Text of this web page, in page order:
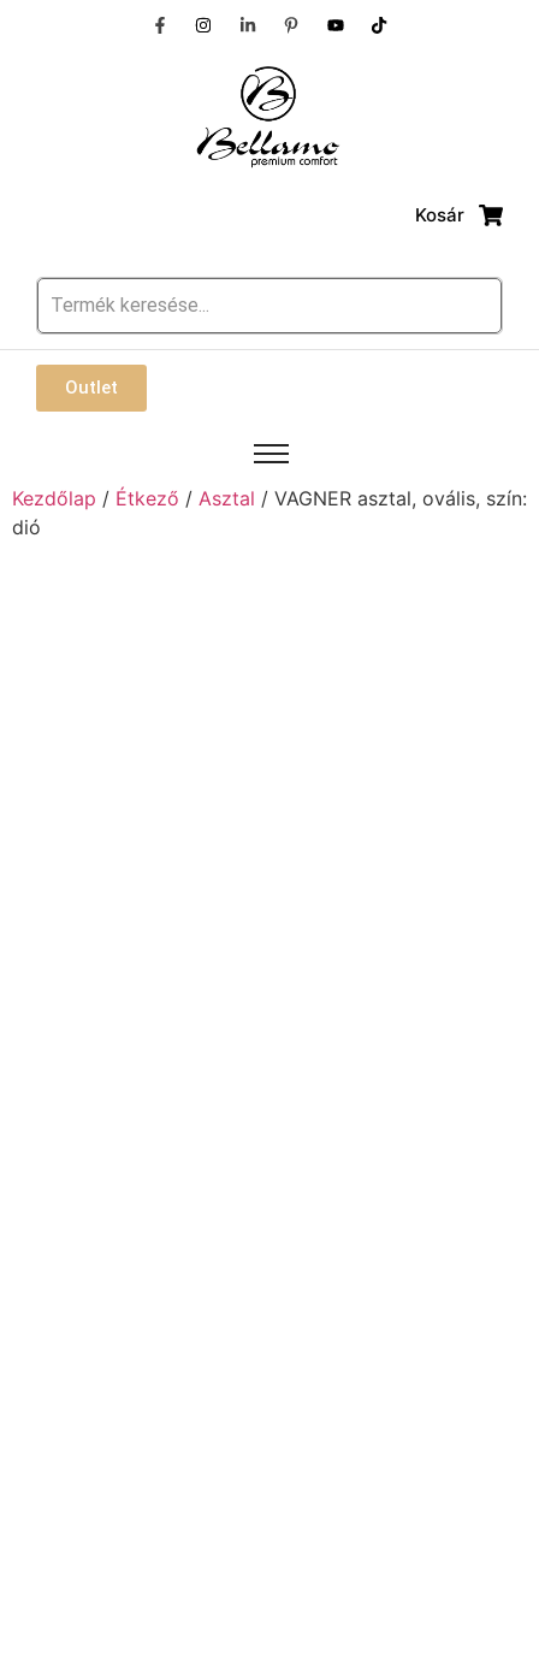
Kosár
Outlet
Kezdőlap / Étkező / Asztal / VAGNER asztal, ovális, szín:
dió